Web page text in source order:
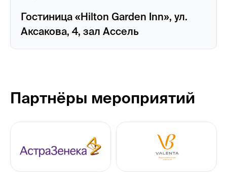
Гостиница «Hilton Garden Inn», ул.
Аксакова, 4, зал Ассель
Партнёры мероприятий